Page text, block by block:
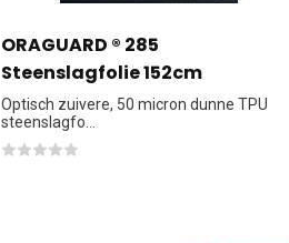
ORAGUARD ® 285
Steenslagfolie 152cm
Optisch zuivere, 50 micron dunne TPU
steenslagfo...